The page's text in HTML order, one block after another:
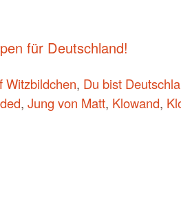
für Deutschland!
Witzbildchen, Du bist
, Jung von Matt, Klowand,